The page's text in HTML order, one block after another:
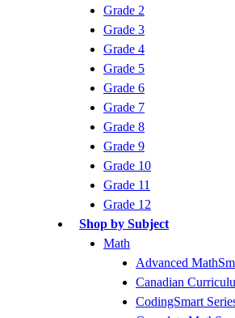
Grade 2
Grade 3
Grade 4
Grade 5
Grade 6
Grade 7
Grade 8
Grade 9
Grade 10
Grade 11
Grade 12
Shop by Subject
Math
Advanced
Canadian
CodingSmart